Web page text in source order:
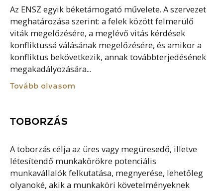
Az ENSZ egyik béketámogató művelete. A szervezet
meghatározása szerint: a felek között felmerülő
viták megelőzésére, a meglévő vitás kérdések
konfliktussá válásának megelőzésére, és amikor a
konfliktus bekövetkezik, annak továbbterjedésének
megakadályozására...
Tovább olvasom
TOBORZÁS
A toborzás célja az üres vagy megüresedő, illetve
létesítendő munkakörökre potenciális
munkavállalók felkutatása, megnyerése, lehetőleg
olyanoké, akik a munkaköri követelményeknek